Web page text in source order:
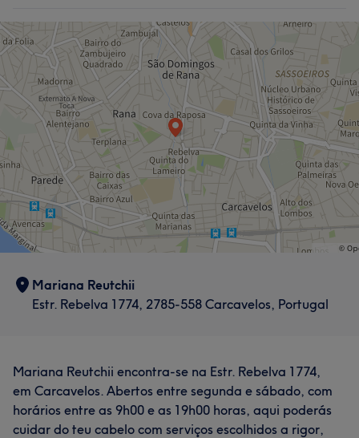
Mariana Reutchii
Estr. Rebelva 1774, 2785-558 Carcavelos, Portugal
Mariana Reutchii encontra-se na Estr. Rebelva 1774,
em Carcavelos. Abertos entre segunda e sábado, com
horários entre as 9h00 e as 19h00 horas, aqui poderás
cuidar do teu cabelo com serviços escolhidos a rigor,